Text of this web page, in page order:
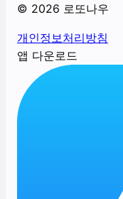
© 2026 로또나우
개인정보처리방침
앱 다운로드